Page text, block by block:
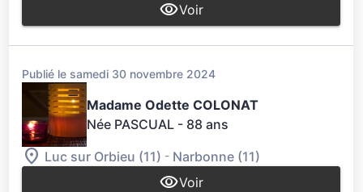
Voir
Publié le samedi 30 novembre 2024
Madame Odette COLONAT
Née PASCUAL - 88 ans
Luc sur Orbieu (11) - Narbonne (11)
Voir